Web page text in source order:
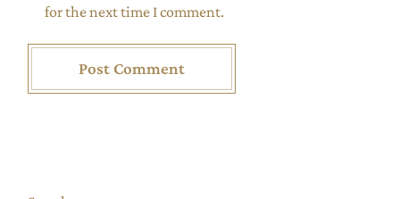
for the next time I comment.
Post Comment